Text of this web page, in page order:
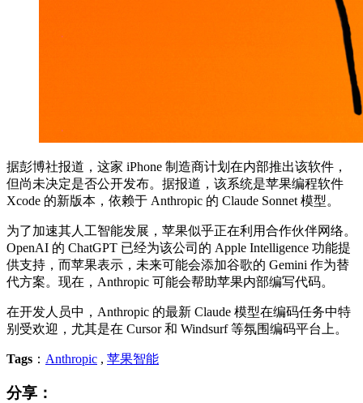
据彭博社报道，这家 iPhone 制造商计划在内部推出该软件，
但尚未决定是否公开发布。据报道，该系统是苹果编程软件
Xcode 的新版本，依赖于 Anthropic 的 Claude Sonnet 模型。
为了加速其人工智能发展，苹果似乎正在利用合作伙伴网络。
OpenAI 的 ChatGPT 已经为该公司的 Apple Intelligence 功能提
供支持，而苹果表示，未来可能会添加谷歌的 Gemini 作为替
代方案。现在，Anthropic 可能会帮助苹果内部编写代码。
在开发人员中，Anthropic 的最新 Claude 模型在编码任务中特
别受欢迎，尤其是在 Cursor 和 Windsurf 等氛围编码平台上。
Tags ： Anthropic , 苹果智能
分享：